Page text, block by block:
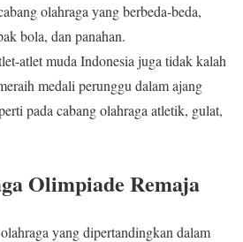
olahraga yang berbeda-beda,
bola, dan panahan.
atlet muda Indonesia juga tidak kalah
medali perunggu dalam ajang
pada cabang olahraga atletik, gulat,
Olimpiade Remaja
yang dipertandingkan dalam